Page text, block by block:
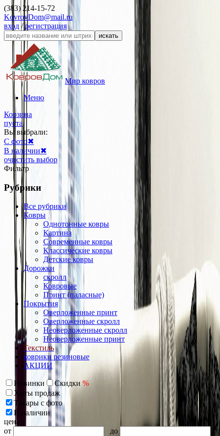
(383) 214-15-72
KovrovDom@mail.ru
вход /регистрация
искать
Мир ковров
Меню
Корзина
пуста
Вы выбрали:
С фото✖
В наличии✖
очистить выбор
Фильтр
Рубрики
Все рубрики
Ковры
Однотонные ковры
Картина
Современные ковры
Классические ковры
Детские ковры
Дорожки
скролл
Ковровые
Принт (паласные)
Покрытия
Оверложенные принт
Оверложенные скролл
Неоверложенные скролл
Неоверложенные принт
Текстиль
коврики резиновые
АКЦИИ
Новинки Скидки%
Хиты продаж
Товары с фото
В наличии
цена
от
до